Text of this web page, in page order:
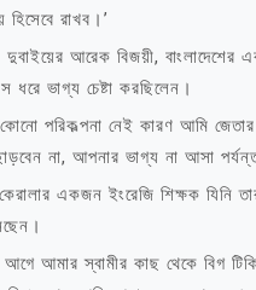
হিসেবে রাখব।’
দুবাইয়ের আরেক বিজয়ী,
ধরে ভাগ্য চেষ্টা করছিলেন।
পরিকল্পনা নেই কারণ আমি
না, আপনার ভাগ্য না আসা পর্যন্ত
একজন ইংরেজি শিক্ষক যিনি
আমার স্বামীর কাছ থেকে বিগ